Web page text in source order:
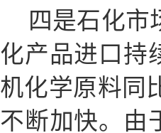
四是石化市
化产品进口持
机化学原料同
不断加快。由